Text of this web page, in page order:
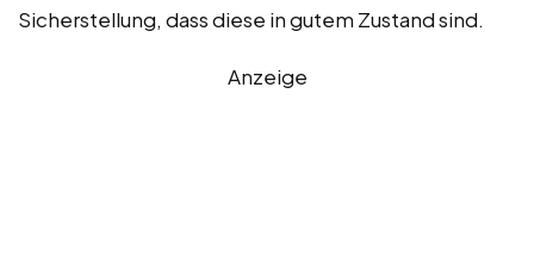
Sicherstellung, dass diese in gutem Zustand sind.
Anzeige